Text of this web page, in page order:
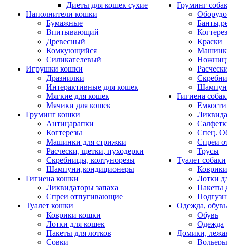
Диеты для кошек сухие
Наполнители кошки
Бумажные
Впитывающий
Древесный
Комкующийся
Силикагелевый
Игрушки кошки
Дразнилки
Интерактивные для кошек
Мягкие для кошек
Мячики для кошек
Груминг кошки
Антицарапки
Когтерезы
Машинки для стрижки
Расчески, щетки, пуходерки
Скребницы, колтунорезы
Шампуни,кондиционеры
Гигиена кошки
Ликвидаторы запаха
Спреи отпугивающие
Туалет кошки
Коврики кошки
Лотки для кошек
Пакеты для лотков
Совки
Груминг
Краски
Гигиена
Емкости
Спец.
Спреи
Трусы
Туалет собаки
Коврики
Лотки
Пакеты
Одежда, обувь
Обувь
Одежда
Домики,